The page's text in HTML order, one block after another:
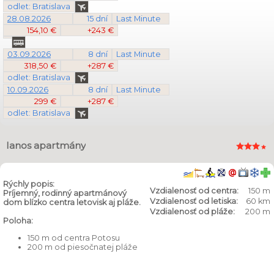
odlet: Bratislava
28.08.2026
15 dní
Last Minute
154,10 €
+243 €
03.09.2026 8 dní
Last Minute
318,50 €
+287 €
odlet: Bratislava
10.09.2026
8 dní
Last Minute
299 €
+287 €
odlet: Bratislava
Ianos apartmány
Vzdialenosť od centra:
150 m
Vzdialenosť od letiska:
60 km
Vzdialenosť od pláže:
200 m
Rýchly popis:
Príjemný, rodinný apartmánový
dom blízko centra letovisk aj pláže.
Poloha:
150 m od centra Potosu
200 m od piesočnatej pláže